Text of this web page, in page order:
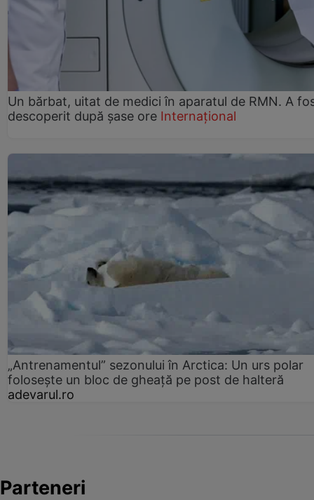
Un bărbat, uitat de medici în aparatul de RMN. A
descoperit după șase ore Internațional
„Antrenamentul” sezonului în Arctica: Un urs polar
folosește un bloc de gheață pe post de halteră
adevarul.ro
Parteneri